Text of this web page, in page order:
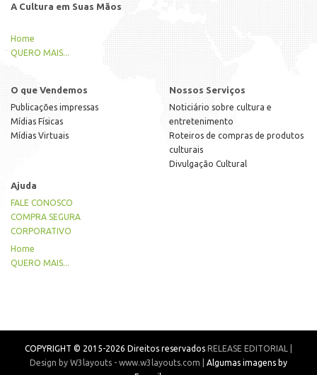
A Cultura em Suas Mãos
Home
QUERO MAIS...
O que Vendemos
Publicações impressas
Mídias Físicas
Mídias Virtuais
Nossos Serviços
Noticiário sobre cultura e
entretenimento
Roteiros de compras de produtos
culturais
Divulgação Cultural
Ajuda
FALE CONOSCO
COMPRA SEGURA
CORPORATIVO
Home
QUERO MAIS...
COPYRIGHT © 2015-2026 Direitos reservados RELEASE EDITORIAL |
Design by W3layouts - www.w3layouts.com | Algumas imagens by